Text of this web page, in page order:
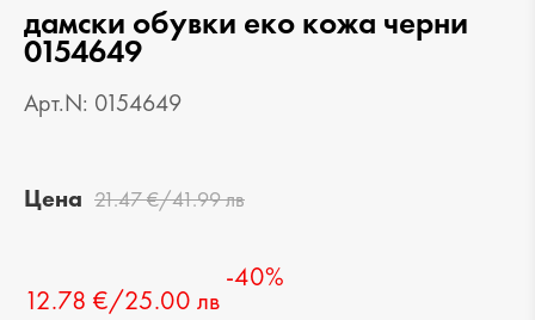
дамски обувки еко кожа черни
0154649
Арт.N: 0154649
Цена 21.47 €/41.99 лв
12.78 €/25.00 лв
-40%